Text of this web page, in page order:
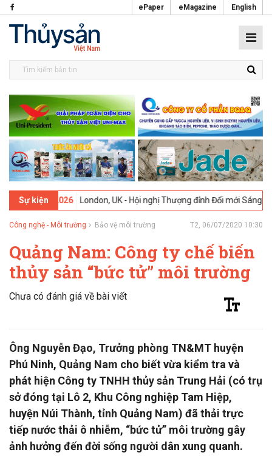
ePaper eMagazine English
Sự kiện
02-2026 London, UK - Hội nghị Thượng đỉnh Đổi mới Sáng tạo
Công nghệ - Môi trường Bảo vệ môi trường T2, 06/07/2020 10:30
Quảng Nam: Công ty chế biến
thủy sản “bức tử” môi trường
Chưa có đánh giá về bài viết
Ông Nguyễn Đạo, Trưởng phòng TN&MT huyện
Phú Ninh, Quảng Nam cho biết vừa kiểm tra và
phát hiện Công ty TNHH thủy sản Trung Hải (có trụ
sở đóng tại Lô 2, Khu Công nghiệp Tam Hiệp,
huyện Núi Thành, tỉnh Quảng Nam) đã thải trực
tiếp nước thải ô nhiễm, “bức tử” môi trường gây
ảnh hưởng đến đời sống người dân xung quanh.